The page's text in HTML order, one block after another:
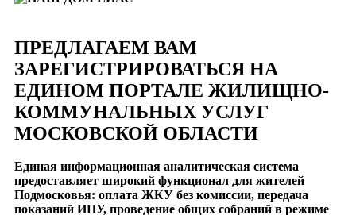
ПРЕДЛАГАЕМ ВАМ
ЗАРЕГИСТРИРОВАТЬСЯ НА
ЕДИНОМ ПОРТАЛЕ ЖИЛИЩНО-
КОММУНАЛЬНЫХ УСЛУГ
МОСКОВСКОЙ ОБЛАСТИ
Единая информационная аналитическая система
предоставляет широкий функционал для жителей
Подмосковья: оплата ЖКУ без комиссии, передача
показаний ИПУ, проведение общих собраний в режиме